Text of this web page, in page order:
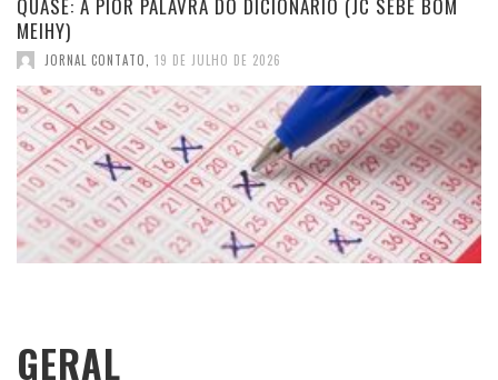
QUASE: A PIOR PALAVRA DO DICIONÁRIO (JC SEBE BOM
MEIHY)
JORNAL CONTATO, 19 DE JULHO DE 2026
GERAL